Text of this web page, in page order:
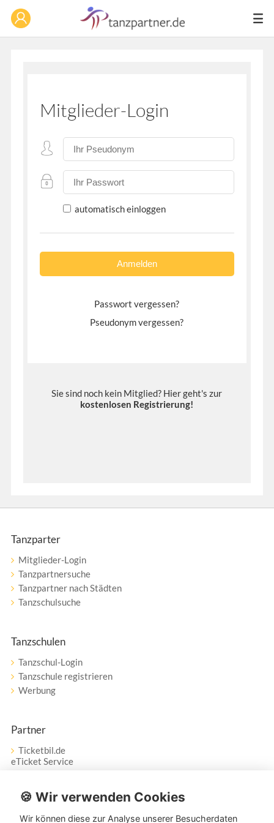
Mitglieder-Login
automatisch einloggen
Passwort vergessen?
Pseudonym vergessen?
Sie sind noch kein Mitglied? Hier geht's zur
kostenlosen Registrierung!
Tanzparter
Mitglieder-Login
Tanzpartnersuche
Tanzpartner nach Städten
Tanzschulsuche
Tanzschulen
Tanzschul-Login
Tanzschule registrieren
Werbung
Partner
Ticketbil.de
eTicket Service
Vertrag widerrufen
🍪 Wir verwenden Cookies
Wir können diese zur Analyse unserer Besucherdaten